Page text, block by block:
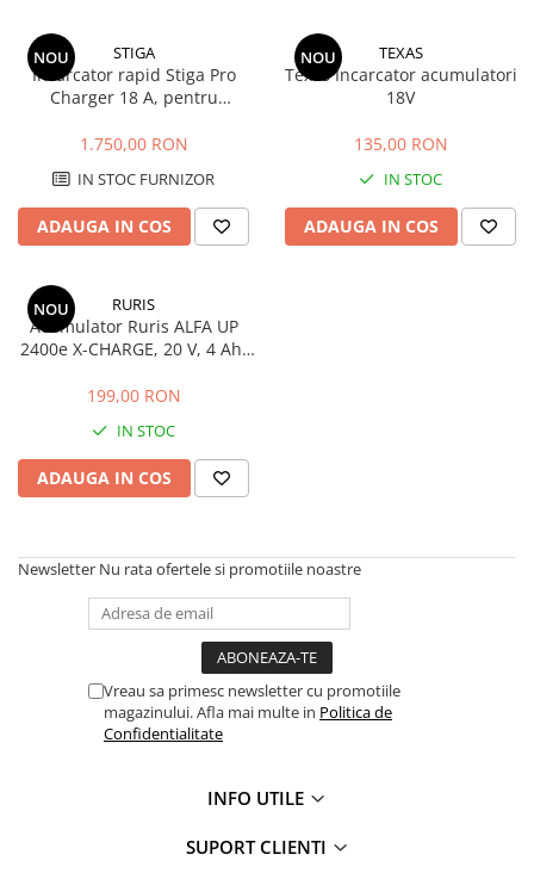
Sisteme pompare
Pompe pentru zugravit si vopsit
Masini de tencuit
Pompe glet cu snec
Pompe spuma poliuretanica
Echipamente marcaje rutiere
Accesorii sisteme pompare
Maiuri compactoare
Placi compactoare unidirectionale
Cilindri vibrocompactori
Accesorii compactoare
Betoniere si Malaxoare
Betoniere
Accesorii betoniere
Scari de lucru si schele
Echipamente pentru transport
Accesorii pentru depozitare,
NOU STIGA
Incarcator rapid Stiga Pro
Charger 18 A, pentru
1.750,00 RON
IN STOC FURNIZOR
ADAUGA IN COS
NOU TEXAS
Texas Incarcator acumulatori
18V
135,00 RON
IN STOC
ADAUGA IN COS
NOU RURIS
Acumulator Ruris ALFA UP
2400e X-CHARGE, 20 V, 4 Ah,
199,00 RON
IN STOC
ADAUGA IN COS
Newsletter Nu rata ofertele si promotiile noastre
Vreau sa primesc newsletter cu promotiile
magazinului. Afla mai multe in Politica de
Confidentialitate
INFO UTILE
SUPORT CLIENTI